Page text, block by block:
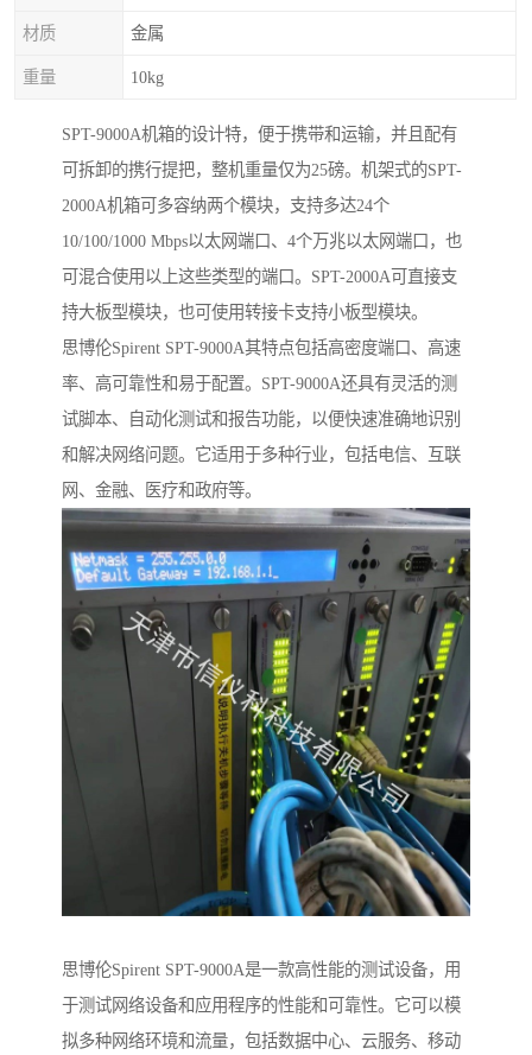
材质 金属
重量 10kg
SPT-9000A机箱的设计特，便于携带和运输，并且配有
可拆卸的携行提把，整机重量仅为25磅。机架式的SPT-
2000A机箱可多容纳两个模块，支持多达24个
10/100/1000 Mbps以太网端口、4个万兆以太网端口，也
可混合使用以上这些类型的端口。SPT-2000A可直接支
持大板型模块，也可使用转接卡支持小板型模块。
思博伦Spirent SPT-9000A其特点包括高密度端口、高速
率、高可靠性和易于配置。SPT-9000A还具有灵活的测
试脚本、自动化测试和报告功能，以便快速准确地识别
和解决网络问题。它适用于多种行业，包括电信、互联
网、金融、医疗和政府等。
思博伦Spirent SPT-9000A是一款高性能的测试设备，用
于测试网络设备和应用程序的性能和可靠性。它可以模
拟多种网络环境和流量，包括数据中心、云服务、移动